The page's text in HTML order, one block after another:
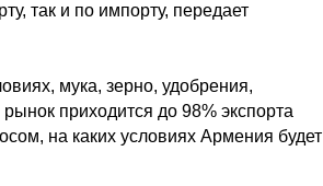
так и по импорту, передает
мука, зерно, удобрения,
приходится до 98% экспорта
на каких условиях Армения будет